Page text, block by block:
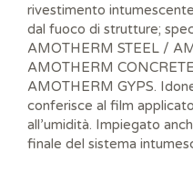
rivestimento
dal fuoco di strutture;
AMOTHERM STEEL /
AMOTHERM
AMOTHERM GYPS.
conferisce al film
all’umidità. Impiegato
finale del sistema